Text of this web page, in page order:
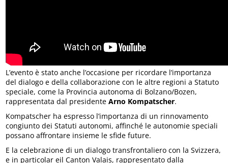
L’evento è stato anche l’occasione per ricordare l’importanza
del dialogo e della collaborazione con le altre regioni a Statuto
speciale, come la Provincia autonoma di Bolzano/Bozen,
rappresentata dal presidenteArno Kompatscher.
Kompatscher ha espresso l’importanza di un rinnovamento
congiunto dei Statuti autonomi, affinché le autonomie speciali
possano affrontare insieme le sfide future.
E la celebrazione di un dialogo transfrontaliero con la Svizzera,
e in particolar eil Canton Valais, rappresentato dalla